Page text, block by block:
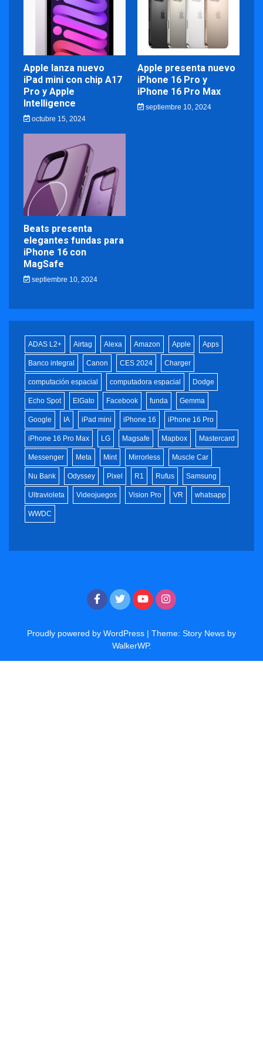
Apple lanza nuevo
iPad mini con chip A17
Pro y Apple
Intelligence
octubre 15, 2024
Apple presenta nuevo
iPhone 16 Pro y
iPhone 16 Pro Max
septiembre 10, 2024
Beats presenta
elegantes fundas para
iPhone 16 con
MagSafe
septiembre 10, 2024
ADAS L2+ Airtag Alexa Amazon Apple Apps
Banco integral Canon CES 2024 Charger
computación espacial computadora espacial Dodge
Echo Spot ElGato Facebook funda Gemma
Google IA iPad mini iPhone 16 iPhone 16 Pro
iPhone 16 Pro Max LG Magsafe Mapbox Mastercard
Messenger Meta Mint Mirrorless Muscle Car
Nu Bank Odyssey Pixel R1 Rufus Samsung
Ultravioleta Videojuegos Vision Pro VR whatsapp
WWDC
Proudly powered by WordPress | Theme: Story News by
WalkerWP.